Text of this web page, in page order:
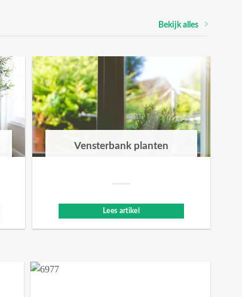
Bekijk alles
Vensterbank planten
Lees artikel